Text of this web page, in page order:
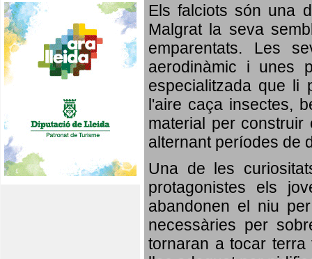
Els falciots són una
Malgrat la seva
emparentats. Les
aerodinàmic i unes
especialitzada que li
l'aire caça insectes,
material per
alternant períodes de
Una de les
protagonistes els
abandonen el niu
necessàries per
tornaran a tocar